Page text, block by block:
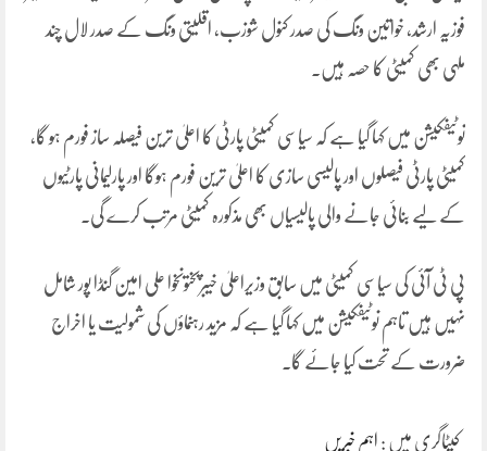
فوزیہ ارشد، خواتین ونگ کی صدر کنول شوزب، اقلیتی ونگ کے صدر لال چند
ملہی بھی کمیٹی کا حصہ ہیں۔
نوٹیفکیشن میں کہا گیا ہے کہ سیاسی کمیٹی پارٹی کا اعلیٰ ترین فیصلہ ساز فورم ہو گا،
کمیٹی پارٹی فیصلوں اور پالیسی سازی کا اعلیٰ ترین فورم ہوگا اور پارلیمانی پارٹیوں
کے لیے بنائی جانے والی پالیسیاں بھی مذکورہ کمیٹی مرتب کرے گی۔
پی ٹی آئی کی سیاسی کمیٹی میں سابق وزیراعلیٰ خیبرپختونخوا علی امین گنڈا پور شامل
نہیں ہیں تاہم نوٹیفکیشن میں کہا گیا ہے کہ مزید رہنماؤں کی شمولیت یا اخراج
ضرورت کے تحت کیا جائے گا۔
کیٹاگری میں : اہم خبریں